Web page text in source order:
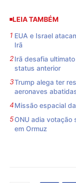
LEIA TAMBÉM
EUA e Israel
Irã
Irã desafia
status anterior
Trump alega ter
aeronaves
Missão espacial
ONU adia votação
em Ormuz